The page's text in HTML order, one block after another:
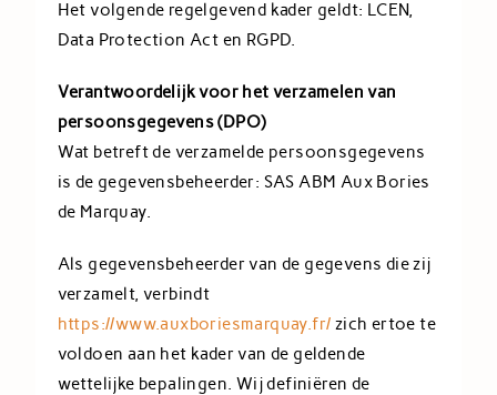
Het volgende regelgevend kader geldt: LCEN,
Data Protection Act en RGPD.
Verantwoordelijk voor het verzamelen van
persoonsgegevens (DPO)
Wat betreft de verzamelde persoonsgegevens
is de gegevensbeheerder: SAS ABM Aux Bories
de Marquay.
Als gegevensbeheerder van de gegevens die zij
verzamelt, verbindt
https://www.auxboriesmarquay.fr/ zich ertoe te
voldoen aan het kader van de geldende
wettelijke bepalingen. Wij definiëren de